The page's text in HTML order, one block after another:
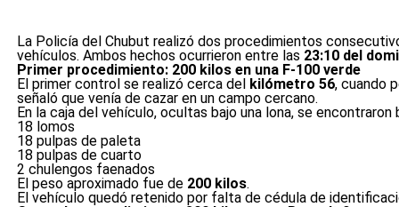
La Policía del Chubut realizó dos procedimientos
vehículos. Ambos hechos ocurrieron entre las 23:10 del
Primer procedimiento: 200 kilos en una F-100 verde
El primer control se realizó cerca del kilómetro 56, cuando
señaló que venía de cazar en un campo cercano.
En la caja del vehículo, ocultas bajo una lona, se
18 lomos
18 pulpas de paleta
18 pulpas de cuarto
2 chulengos faenados
El peso aproximado fue de 200 kilos.
El vehículo quedó retenido por falta de cédula de